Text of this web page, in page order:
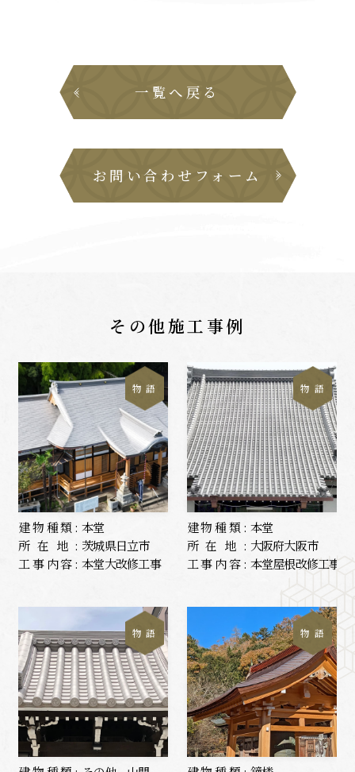
一覧へ戻る
お問い合わせフォーム
その他施工事例
物 語
建物種類: 本堂
所在地: 茨城県日立市
工事内容: 本堂大改修工事
物 語
建物種類: 本堂
所在地: 大阪府大阪市
工事内容: 本堂屋根改修工事
物 語 物 語